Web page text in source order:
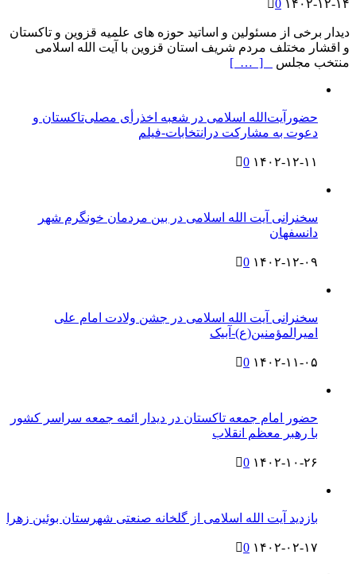
۱۴۰۲-۱۲-۱۴ 0
دیدار برخی از مسئولین و اساتید حوزه های علمیه قزوین و تاکستان
و اقشار مختلف مردم شریف استان قزوین با آیت الله اسلامی
منتخب مجلس
[ … ]
حضورآیت‌الله اسلامی در شعبه اخذرأی مصلی‌تاکستان و
دعوت به مشارکت درانتخابات-فیلم
۱۴۰۲-۱۲-۱۱ 0
سخنرانی آیت الله اسلامی در بین مردمان خونگرم شهر
دانسفهان
۱۴۰۲-۱۲-۰۹ 0
سخنرانی آیت الله اسلامی در جشن ولادت امام علی
امیرالمؤمنین(ع)-آبیک
۱۴۰۲-۱۱-۰۵ 0
حضور امام‌ جمعه‌ تاکستان در دیدار ائمه‌ جمعه سراسر کشور
با رهبر معظم‌ انقلاب
۱۴۰۲-۱۰-۲۶ 0
بازدید آیت الله اسلامی از گلخانه صنعتی شهرستان بوئین زهرا
۱۴۰۲-۰۲-۱۷ 0